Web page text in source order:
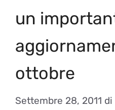
un
ottobre
Settembre 28, 2011 di